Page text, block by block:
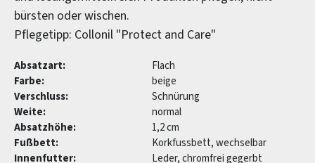
bürsten oder wischen.
Pflegetipp: Collonil "Protect and Care"
Absatzart:
Flach
Farbe:
beige
Verschluss:
Schnürung
Weite:
normal
Absatzhöhe:
1,2 cm
Fußbett:
Korkfussbett, wechselbar
Innenfutter:
Leder, chromfrei gegerbt